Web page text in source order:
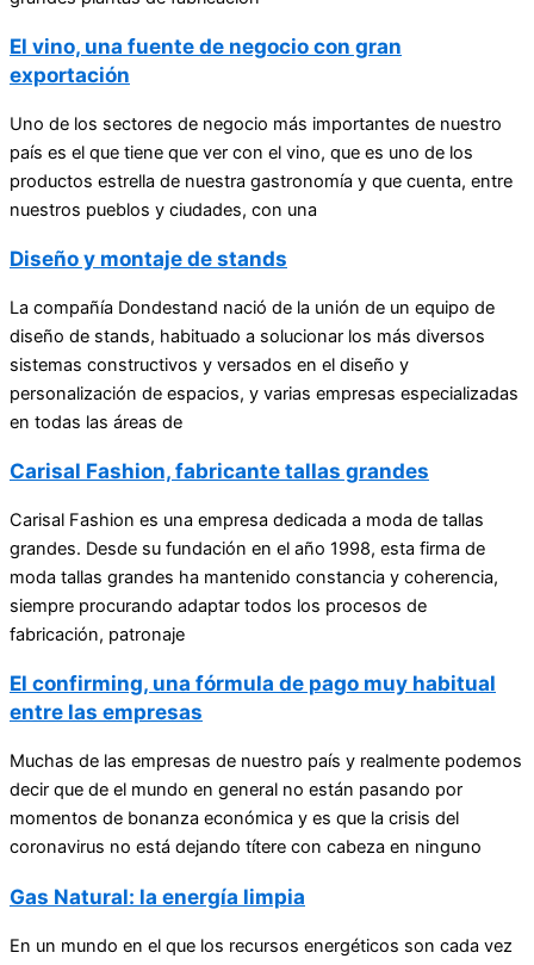
El vino, una fuente de negocio con gran
exportación
Uno de los sectores de negocio más importantes de nuestro
país es el que tiene que ver con el vino, que es uno de los
productos estrella de nuestra gastronomía y que cuenta, entre
nuestros pueblos y ciudades, con una
Diseño y montaje de stands
La compañía Dondestand nació de la unión de un equipo de
diseño de stands, habituado a solucionar los más diversos
sistemas constructivos y versados en el diseño y
personalización de espacios, y varias empresas especializadas
en todas las áreas de
Carisal Fashion, fabricante tallas grandes
Carisal Fashion es una empresa dedicada a moda de tallas
grandes. Desde su fundación en el año 1998, esta firma de
moda tallas grandes ha mantenido constancia y coherencia,
siempre procurando adaptar todos los procesos de
fabricación, patronaje
El confirming, una fórmula de pago muy habitual
entre las empresas
Muchas de las empresas de nuestro país y realmente podemos
decir que de el mundo en general no están pasando por
momentos de bonanza económica y es que la crisis del
coronavirus no está dejando títere con cabeza en ninguno
Gas Natural: la energía limpia
En un mundo en el que los recursos energéticos son cada vez